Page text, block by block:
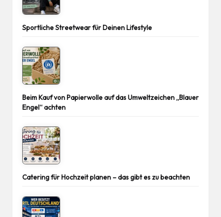
Sportliche Streetwear für Deinen Lifestyle
Beim Kauf von Papierwolle auf das Umweltzeichen „Blauer
Engel“ achten
Catering für Hochzeit planen – das gibt es zu beachten